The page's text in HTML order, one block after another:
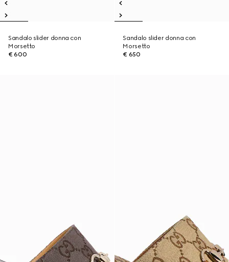
Sandalo slider donna con
Morsetto
€ 600
Sandalo slider donna con
Morsetto
€ 650